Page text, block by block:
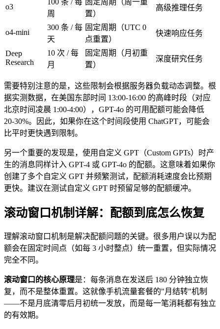
o3
周
置）
高级推理任务
o4-mini
300 条 / 每
天
固定周期（UTC 0
点重置）
快速响应任务
Deep
Research
10 次 / 每
月
固定周期（月初重
置）
深度研究任务
需要特别注意的是，这些限制会根据服务器负载动态调整。根
据实测数据，在美国东部时间 13:00-16:00 的高峰时段（对应
北京时间凌晨 1:00-4:00），GPT-4o 的可用配额可能会降低
20-30%。因此，如果你在这个时间段使用 ChatGPT，可能会
比平时更快遇到限制。
另一个重要的发现是，使用自定义 GPT（Custom GPTs）时产
生的消息同样计入 GPT-4 或 GPT-4o 的配额。这意味着如果你
创建了多个自定义 GPT 并频繁测试，配额消耗速度会比预期
更快。建议在测试自定义 GPT 时预留足够的配额缓冲。
滚动窗口机制详解：配额到底怎么恢复
理解滚动窗口机制是解决配额问题的关键。很多用户误以为配
额会在固定时间点（如每 3 小时整点）统一重置，但实际情况
完全不同。
滚动窗口的核心原理是：每条消息在发送后 180 分钟独立恢
复，而不是整体重置。这就像手机流量套餐的"月结转"机制
——不是月底清零后月初统一发放，而是每一笔消耗都有独立
的有效期。